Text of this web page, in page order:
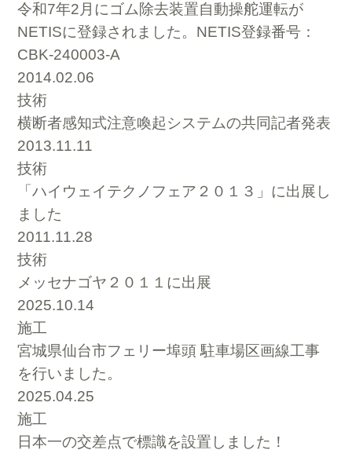
令和7年2月にゴム除去装置自動操舵運転が
NETISに登録されました。NETIS登録番号：
CBK-240003-A
2014.02.06
技術
横断者感知式注意喚起システムの共同記者発表
2013.11.11
技術
「ハイウェイテクノフェア２０１３」に出展し
ました
2011.11.28
技術
メッセナゴヤ２０１１に出展
2025.10.14
施工
宮城県仙台市フェリー埠頭 駐車場区画線工事
を行いました。
2025.04.25
施工
日本一の交差点で標識を設置しました！